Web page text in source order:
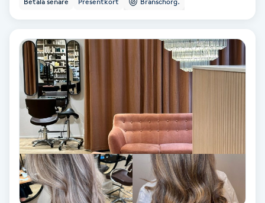
Babylights
Balayage
Bambumassage
Barber
Barnklippning